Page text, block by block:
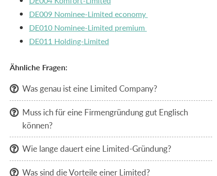
DE009 Nominee-Limited economy
DE010 Nominee-Limited premium
DE011 Holding-Limited
Ähnliche Fragen:
 Was genau ist eine Limited Company?
 Muss ich für eine Firmengründung gut Englisch
können?
 Wie lange dauert eine Limited-Gründung?
 Was sind die Vorteile einer Limited?